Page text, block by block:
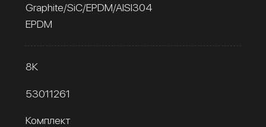
Graphite/SiC/EPDM/AISI304
EPDM
8К
53011261
Комплект